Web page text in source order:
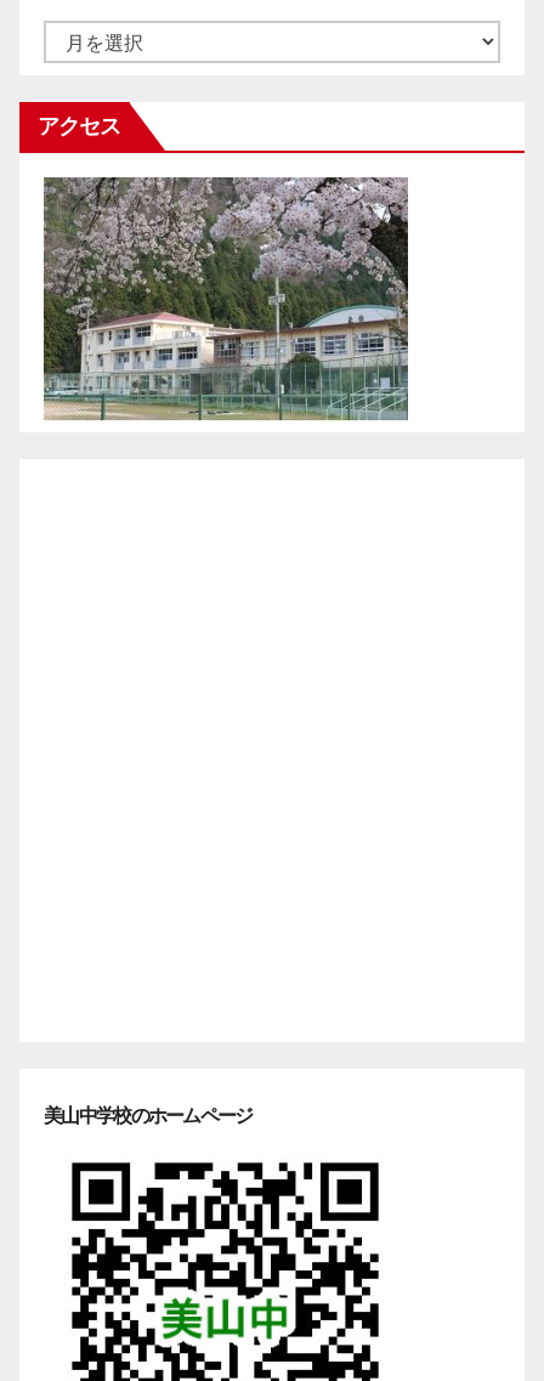
ブ
アクセス
美山中学校のホームページ